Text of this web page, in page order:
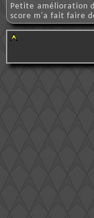
Petite amélioration
score m'a fait faire